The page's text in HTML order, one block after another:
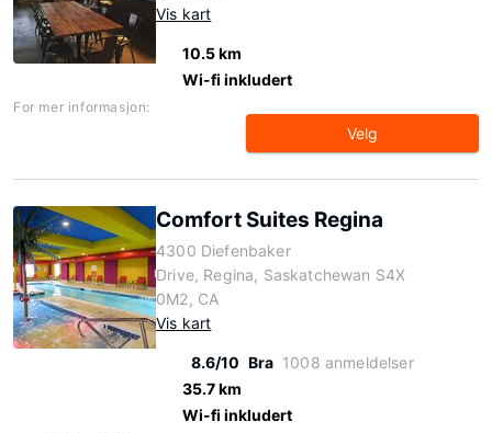
Vis kart
10.5 km
Wi-fi inkludert
For mer informasjon:
Velg
Comfort Suites Regina
4300 Diefenbaker
Drive, Regina, Saskatchewan S4X
0M2, CA
Vis kart
8.6/10 Bra 1008 anmeldelser
35.7 km
Wi-fi inkludert